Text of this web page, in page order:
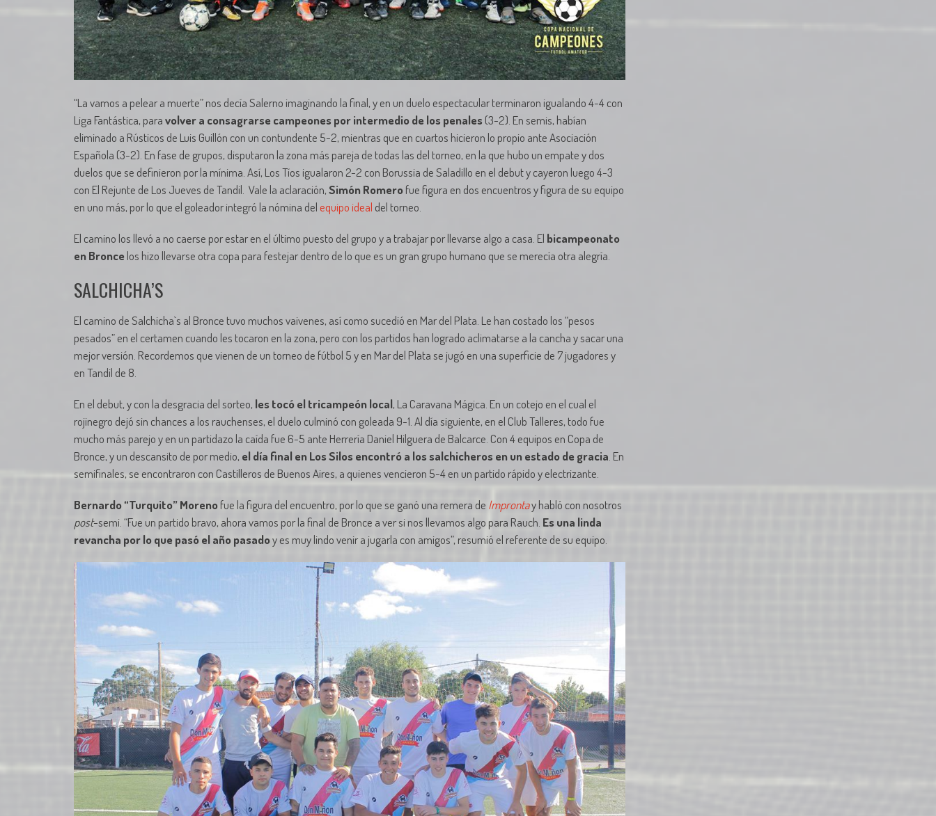
“La vamos a pelear a muerte” nos decía Salerno imaginando la final, y en un duelo espectacular terminaron igualando 4-4 con
Liga Fantástica, paravolver a consagrarse campeones por intermedio de los penales (3-2). En semis, habían
eliminado a Rústicos de Luis Guillón con un contundente 5-2, mientras que en cuartos hicieron lo propio ante Asociación
Española (3-2). En fase de grupos, disputaron la zona más pareja de todas las del torneo, en la que hubo un empate y dos
duelos que se definieron por la mínima. Así, Los Tíos igualaron 2-2 con Borussia de Saladillo en el debut y cayeron luego 4-3
con El Rejunte de Los Jueves de Tandil. Vale la aclaración,Simón Romerofue figura en dos encuentros y figura de su equipo
en uno más, por lo que el goleador integró la nómina del equipo ideal del torneo.
El camino los llevó a no caerse por estar en el último puesto del grupo y a trabajar por llevarse algo a casa. El bicampeonato
en Bronce los hizo llevarse otra copa para festejar dentro de lo que es un gran grupo humano que se merecía otra alegría.
SALCHICHA’S
El camino de Salchicha`s al Bronce tuvo muchos vaivenes, así como sucedió en Mar del Plata. Le han costado los “pesos
pesados” en el certamen cuando les tocaron en la zona, pero con los partidos han logrado aclimatarse a la cancha y sacar una
mejor versión. Recordemos que vienen de un torneo de fútbol 5 y en Mar del Plata se jugó en una superficie de 7 jugadores y
en Tandil de 8.
En el debut, y con la desgracia del sorteo, les tocó el tricampeón local, La Caravana Mágica. En un cotejo en el cual el
rojinegro dejó sin chances a los rauchenses, el duelo culminó con goleada 9-1. Al día siguiente, en el Club Talleres, todo fue
mucho más parejo y en un partidazo la caída fue 6-5 ante Herrería Daniel Hilguera de Balcarce. Con 4 equipos en Copa de
Bronce, y un descansito de por medio, el día final en Los Silos encontró a los salchicheros en un estado de gracia . En
semifinales, se encontraron con Castilleros de Buenos Aires, a quienes vencieron 5-4 en un partido rápido y electrizante.
Bernardo “Turquito” Morenofue la figura del encuentro, por lo que se ganó una remera de Improntay habló con nosotros
post-semi. “Fue un partido bravo, ahora vamos por la final de Bronce a ver si nos llevamos algo para Rauch. Es una linda
revancha por lo que pasó el año pasadoy es muy lindo venir a jugarla con amigos”, resumió el referente de su equipo.